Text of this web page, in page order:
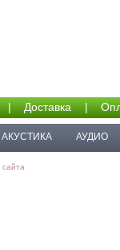
| Доставка |
АКУСТИКА АУДИО